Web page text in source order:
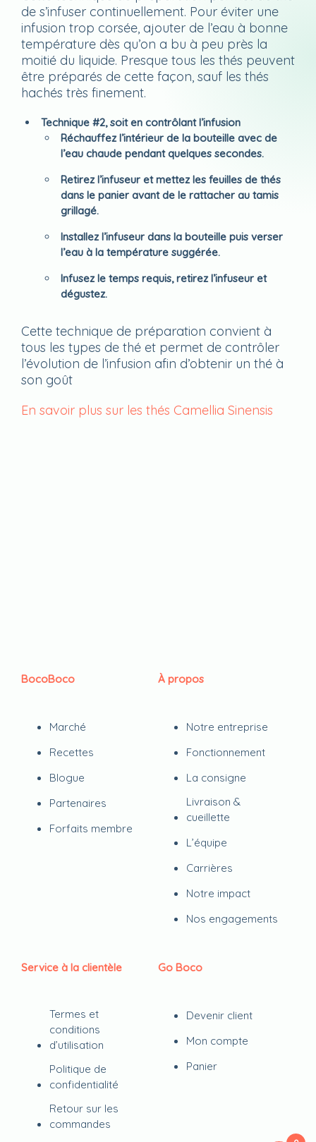
de s’infuser continuellement. Pour éviter une
infusion trop corsée, ajouter de l’eau à bonne
température dès qu’on a bu à peu près la
moitié du liquide. Presque tous les thés peuvent
être préparés de cette façon, sauf les thés
hachés très finement.
Technique #2, soit en contrôlant l’infusion
Réchauffez l’intérieur de la bouteille avec de
l’eau chaude pendant quelques secondes.
Retirez l’infuseur et mettez les feuilles de thés
dans le panier avant de le rattacher au tamis
grillagé.
Installez l’infuseur dans la bouteille puis verser
l’eau à la température suggérée.
Infusez le temps requis, retirez l’infuseur et
dégustez.
Cette technique de préparation convient à
tous les types de thé et permet de contrôler
l’évolution de l’infusion afin d’obtenir un thé à
son goût
En savoir plus sur les thés Camellia Sinensis
BocoBoco
Marché
Recettes
Blogue
Partenaires
Forfaits membre
À propos
Notre entreprise
Fonctionnement
La consigne
Livraison &
cueillette
L’équipe
Carrières
Notre impact
Nos engagements
Service à la clientèle
Termes et
conditions
d’utilisation
Politique de
confidentialité
Retour sur les
commandes
Go Boco
Devenir client
Mon compte
Panier